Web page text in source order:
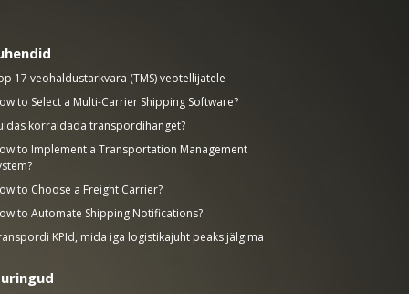
17 veohaldustarkvara (TMS) veotellijatele
to Select a Multi-Carrier Shipping Software?
korraldada transpordihanget?
to Implement a Transportation Management
to Choose a Freight Carrier?
to Automate Shipping Notifications?
KPId, mida iga logistikajuht peaks jälgima